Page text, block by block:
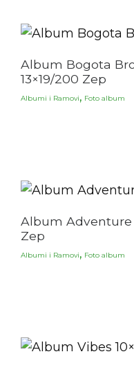
Album Bogota
13×19/200 Zep
Albumi i Ramovi, Foto album
Album Adventure
Zep
Albumi i Ramovi, Foto album